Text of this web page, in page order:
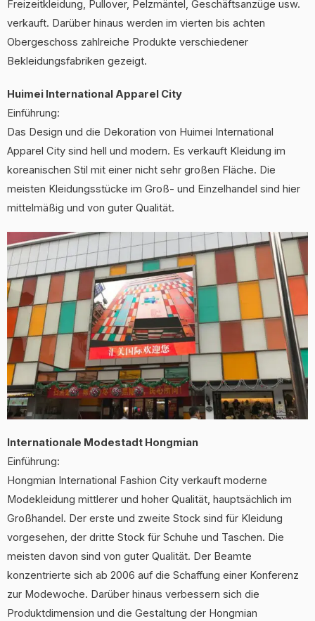
Freizeitkleidung, Pullover, Pelzmäntel, Geschäftsanzüge usw.
verkauft. Darüber hinaus werden im vierten bis achten
Obergeschoss zahlreiche Produkte verschiedener
Bekleidungsfabriken gezeigt.
Huimei International Apparel City
Einführung:
Das Design und die Dekoration von Huimei International
Apparel City sind hell und modern. Es verkauft Kleidung im
koreanischen Stil mit einer nicht sehr großen Fläche. Die
meisten Kleidungsstücke im Groß- und Einzelhandel sind hier
mittelmäßig und von guter Qualität.
Internationale Modestadt Hongmian
Einführung:
Hongmian International Fashion City verkauft moderne
Modekleidung mittlerer und hoher Qualität, hauptsächlich im
Großhandel. Der erste und zweite Stock sind für Kleidung
vorgesehen, der dritte Stock für Schuhe und Taschen. Die
meisten davon sind von guter Qualität. Der Beamte
konzentrierte sich ab 2006 auf die Schaffung einer Konferenz
zur Modewoche. Darüber hinaus verbessern sich die
Produktdimension und die Gestaltung der Hongmian